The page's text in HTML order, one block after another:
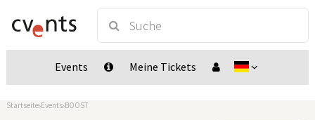
Events Meine Tickets
Startseite Events BOOST